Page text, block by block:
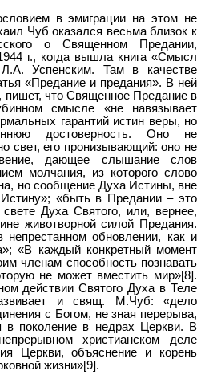
в эмиграции на этом не
Чуб оказался весьма близок к
о Священном Предании,
г., когда вышла книга «Смысл
Успенским. Там в качестве
«Предание и предания». В ней
пишет, что Священное Предание в
смысле «не навязывает
гарантий истин веры, но
достоверность. Оно не
свет, его пронизывающий: оно не
дающее слышание слов
молчания, из которого слово
но сообщение Духа Истины, вне
Истину»; «быть в Предании – это
Духа Святого, или, вернее,
животворной силой Предания.
обновлении, как и
«В каждый конкретный момент
членам способность познавать
не может вместить мир»[8].
действии Святого Духа в Теле
и свящ. М.Чуб: «дело
с Богом, не зная перерыва,
в поколение в недрах Церкви. В
христианском деле
Церкви, объяснение и корень
жизни»[9].